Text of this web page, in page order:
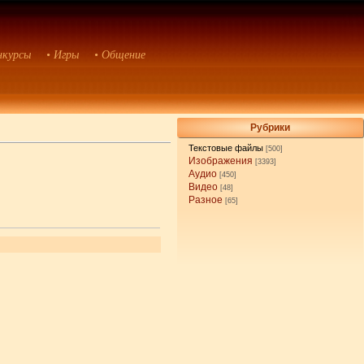
• Игры • Общение
Рубрики
Текстовые файлы [500]
Изображения [3393]
Аудио [450]
Видео [48]
Разное [65]